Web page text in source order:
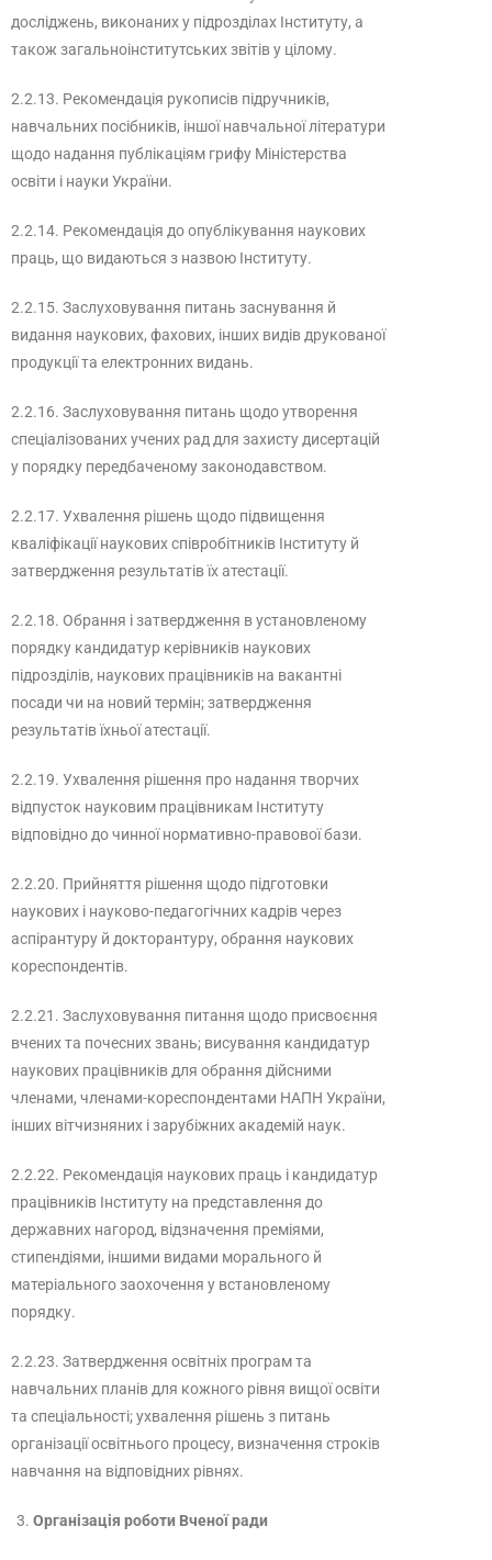
досліджень, виконаних у підрозділах Інституту, а
також загальноінститутських звітів у цілому.
2.2.13. Рекомендація рукописів підручників,
навчальних посібників, іншої навчальної літератури
щодо надання публікаціям грифу Міністерства
освіти і науки України.
2.2.14. Рекомендація до опублікування наукових
праць, що видаються з назвою Інституту.
2.2.15. Заслуховування питань заснування й
видання наукових, фахових, інших видів друкованої
продукції та електронних видань.
2.2.16. Заслуховування питань щодо утворення
спеціалізованих учених рад для захисту дисертацій
у порядку передбаченому законодавством.
2.2.17. Ухвалення рішень щодо підвищення
кваліфікації наукових співробітників Інституту й
затвердження результатів їх атестації.
2.2.18. Обрання і затвердження в установленому
порядку кандидатур керівників наукових
підрозділів, наукових працівників на вакантні
посади чи на новий термін; затвердження
результатів їхньої атестації.
2.2.19. Ухвалення рішення про надання творчих
відпусток науковим працівникам Інституту
відповідно до чинної нормативно-правової бази.
2.2.20. Прийняття рішення щодо підготовки
наукових і науково-педагогічних кадрів через
аспірантуру й докторантуру, обрання наукових
кореспондентів.
2.2.21. Заслуховування питання щодо присвоєння
вчених та почесних звань; висування кандидатур
наукових працівників для обрання дійсними
членами, членами-кореспондентами НАПН України,
інших вітчизняних і зарубіжних академій наук.
2.2.22. Рекомендація наукових праць і кандидатур
працівників Інституту на представлення до
державних нагород, відзначення преміями,
стипендіями, іншими видами морального й
матеріального заохочення у встановленому
порядку.
2.2.23. Затвердження освітніх програм та
навчальних планів для кожного рівня вищої освіти
та спеціальності; ухвалення рішень з питань
організації освітнього процесу, визначення строків
навчання на відповідних рівнях.
Організація роботи Вченої ради